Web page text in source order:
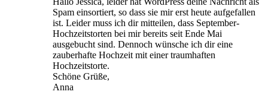
Spam einsortiert, so dass sie mir erst heute aufgefallen
ist. Leider muss ich dir mitteilen, dass September-
Hochzeitstorten bei mir bereits seit Ende Mai
ausgebucht sind. Dennoch wünsche ich dir eine
zauberhafte Hochzeit mit einer traumhaften
Hochzeitstorte.
Schöne Grüße,
Anna